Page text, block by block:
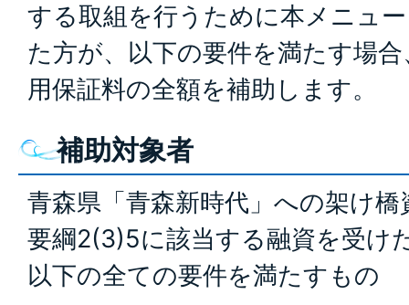
する取組を行うために本メニュ
た方が、以下の要件を満たす場
用保証料の全額を補助します。
補助対象者
青森県「青森新時代」への架け
要綱2(3)5に該当する融資を受け
以下の全ての要件を満たすもの